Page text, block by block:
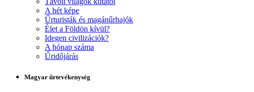
A hét képe
Űrturisták és magánűrhajók
Élet a Földön kívül?
Idegen civilizációk?
A hónap száma
Űridőjárás
Magyar űrtevékenység